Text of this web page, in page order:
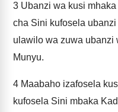
3 Ubanzi wa kusi
cha Sini kufosela
ulawilo wa zuwa ubanzi
Munyu.
4 Maabaho izafosela
kufosela Sini mbaka